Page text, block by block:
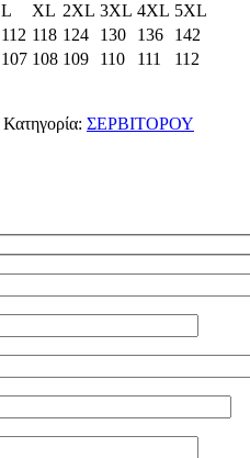
L XL 2XL 3XL 4XL 5XL
112 118 124 130 136
142
107 108 109 110 111
112
Κατηγορία: ΣΕΡΒΙΤΟΡΟΥ